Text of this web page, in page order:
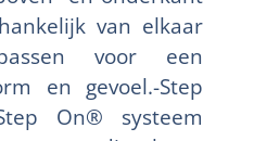
van elkaar
voor een
en gevoel.-Step
On® systeem